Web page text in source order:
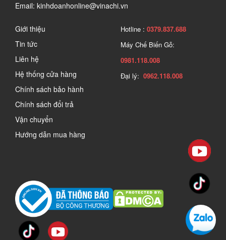
Email: kinhdoanhonline@vinachi.vn
Giới thiệu
Tin tức
Liên hệ
Hệ thống cửa hàng
Chính sách bảo hành
Chính sách đổi trả
Vận chuyển
Hướng dẫn mua hàng
Hotline : 0379.837.688
Máy Chế Biến Gỗ:
0981.118.008
Đại lý: 0962.118.008